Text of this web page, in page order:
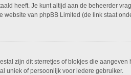
heeft. Je kunt altijd aan de beheerder
van phpBB Limited (de link staat
zijn dit sterretjes of blokjes die
uniek of persoonlijk voor iedere gebruiker.